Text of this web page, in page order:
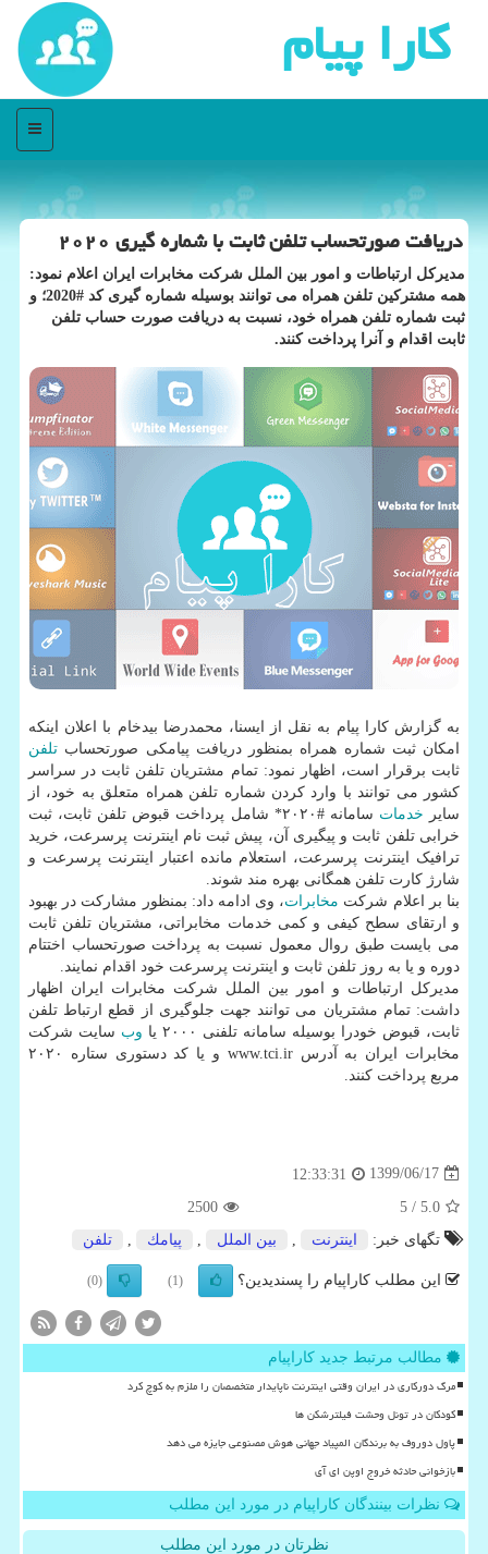
كارا پیام
منو
دریافت صورتحساب تلفن ثابت با شماره گیری ۲۰۲۰
مدیركل ارتباطات و امور بین الملل شركت مخابرات ایران اعلام نمود:
همه مشتركین تلفن همراه می توانند بوسیله شماره گیری كد #2020؛ و
ثبت شماره تلفن همراه خود، نسبت به دریافت صورت حساب تلفن
ثابت اقدام و آنرا پرداخت كنند.
به گزارش کارا پیام به نقل از ایسنا، محمدرضا بیدخام با اعلان اینکه
امکان ثبت شماره همراه بمنظور دریافت پیامکی صورتحساب تلفن
ثابت برقرار است، اظهار نمود: تمام مشتریان تلفن ثابت در سراسر
کشور می توانند با وارد کردن شماره تلفن همراه متعلق به خود، از
سایر خدمات
سامانه #۲۰۲۰* شامل پرداخت قبوض تلفن ثابت، ثبت
خرابی تلفن ثابت و پیگیری آن، پیش ثبت نام اینترنت پرسرعت، خرید
ترافیک اینترنت پرسرعت، استعلام مانده اعتبار اینترنت پرسرعت و
شارژ کارت تلفن همگانی بهره مند شوند.
بنا بر اعلام شرکت مخابرات، وی ادامه داد: بمنظور مشارکت در بهبود
و ارتقای سطح کیفی و کمی خدمات مخابراتی، مشتریان تلفن ثابت
می بایست طبق روال معمول نسبت به پرداخت صورتحساب اختتام
دوره و یا به روز تلفن ثابت و اینترنت پرسرعت خود اقدام نمایند.
مدیرکل ارتباطات و امور بین الملل شرکت مخابرات ایران اظهار
داشت: تمام مشتریان می توانند جهت جلوگیری از قطع ارتباط تلفن
ثابت، قبوض خودرا بوسیله سامانه تلفنی ۲۰۰۰ یا
وب سایت شرکت
مخابرات ایران به آدرس www.tci.ir و یا کد دستوری ستاره ۲۰۲۰
مربع پرداخت کنند.
1399/06/17
12:33:31
5.0
/ 5
2500
تگهای خبر:
اینترنت بین الملل پیامك تلفن
این مطلب کاراپیام را پسندیدین؟ (1)
(0)
مطالب مرتبط جدید کاراپیام
مرگ دورکاری در ایران وقتی اینترنت ناپایدار متخصصان را ملزم به کوچ کرد
کودکان در تونل وحشت فیلترشکن ها
پاول دوروف به برندگان المپیاد جهانی هوش مصنوعی جایزه می دهد
بازخوانی حادثه خروج اوپن ای آی
نظرات بینندگان کاراپیام در مورد این مطلب
نظرتان در مورد این مطلب